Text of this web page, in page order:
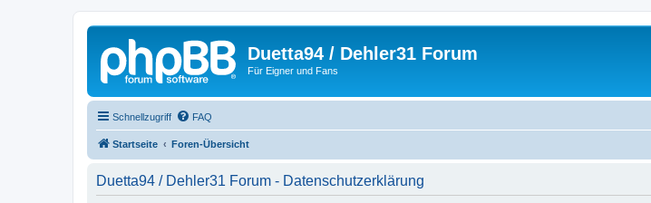
Duetta94 / Dehler31 Forum
Für Eigner und Fans
Schnellzugriff FAQ
Startseite Foren-Übersicht
Duetta94 / Dehler31 Forum - Datenschutzerklärung